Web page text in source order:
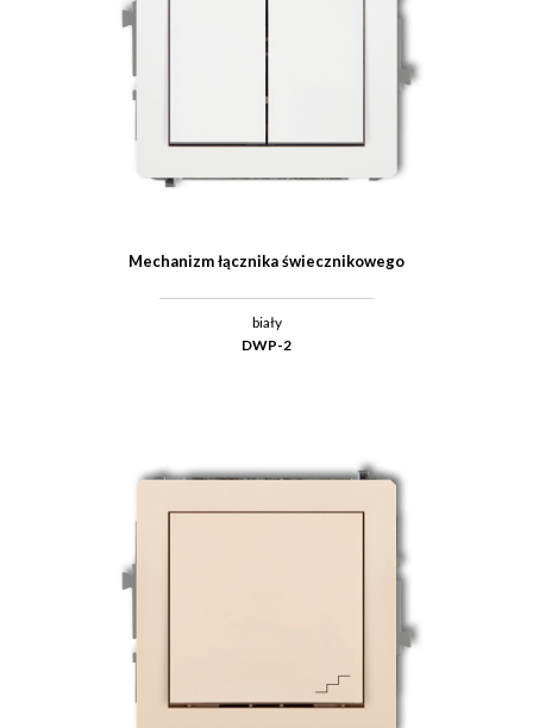
Mechanizm łącznika świecznikowego
biały
DWP-2